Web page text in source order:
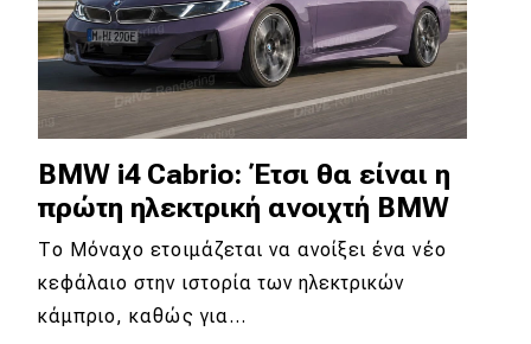
BMW i4 Cabrio: Έτσι θα είναι η
πρώτη ηλεκτρική ανοιχτή BMW
Το Μόναχο ετοιμάζεται να ανοίξει ένα νέο
κεφάλαιο στην ιστορία των ηλεκτρικών
κάμπριο, καθώς για…